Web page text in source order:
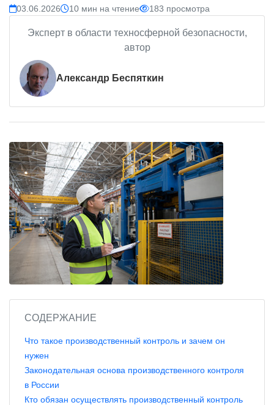
03.06.2026 10 мин на чтение 183 просмотра
Эксперт в области техносферной безопасности,
автор
Александр Беспяткин
СОДЕРЖАНИЕ
Что такое производственный контроль и зачем он
нужен
Законодательная основа производственного контроля
в России
Кто обязан осуществлять производственный контроль